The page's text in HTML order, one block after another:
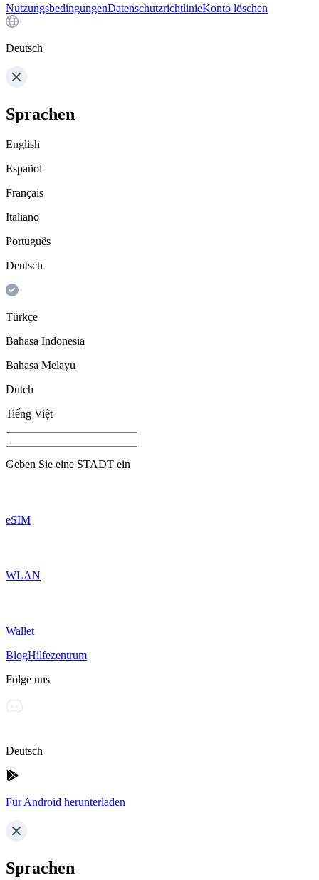
NutzungsbedingungenDatenschutzrichtlinieKonto löschen
Deutsch
Sprachen
English
Español
Français
Italiano
Português
Deutsch
Türkçe
Bahasa Indonesia
Bahasa Melayu
Dutch
Tiếng Việt
Geben Sie eine STADT ein
eSIM
WLAN
Wallet
BlogHilfezentrum
Folge uns
Deutsch
Für Android herunterladen
Sprachen